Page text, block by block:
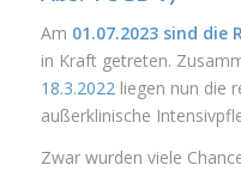
Am 01.07.2023 sind die
in Kraft getreten.
18.3.2022liegen nun die
außerklinische
Zwar wurden viele